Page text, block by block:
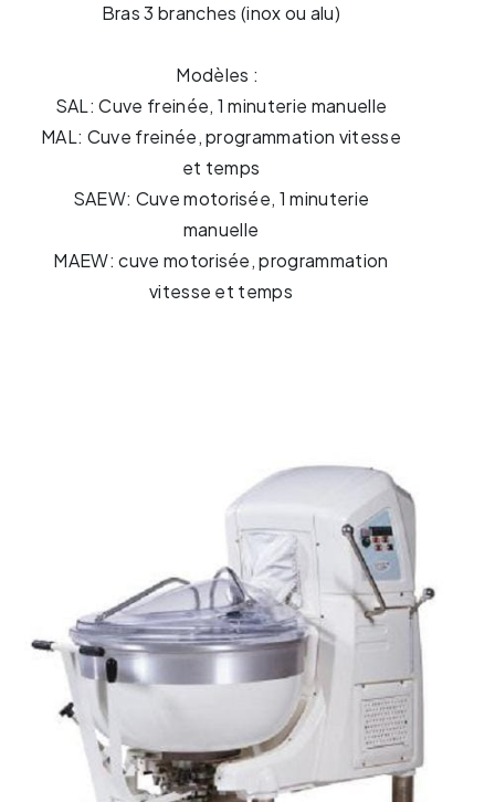
Bras 3 branches (inox ou alu)
Modèles :
SAL: Cuve freinée, 1 minuterie manuelle
MAL: Cuve freinée, programmation vitesse
et temps
SAEW: Cuve motorisée, 1 minuterie
manuelle
MAEW: cuve motorisée, programmation
vitesse et temps